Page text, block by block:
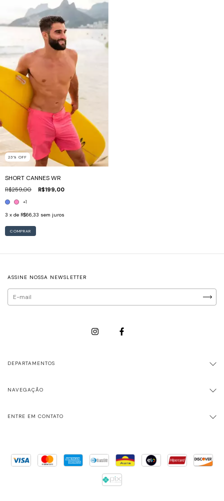
23 % OFF
SHORT CANNES WR
R$259,00 R$199,00
+1
3 x de R$66,33 sem juros
COMPRAR
ASSINE NOSSA NEWSLETTER
DEPARTAMENTOS
NAVEGAÇÃO
ENTRE EM CONTATO